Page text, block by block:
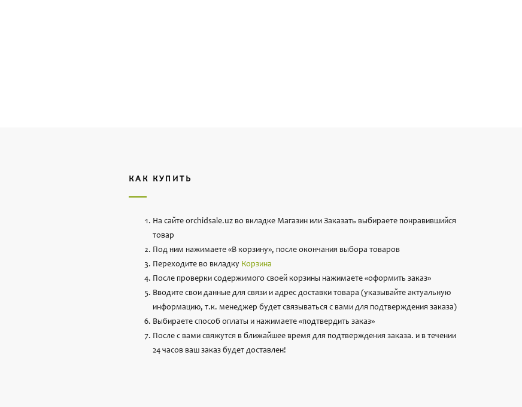
КАК КУПИТЬ
На сайте orchidsale.uz во вкладке Магазин или Заказать выбираете понравившийся
товар
Под ним нажимаете «В корзину», после окончания выбора товаров
Переходите во вкладку Корзина
После проверки содержимого своей корзины нажимаете «оформить заказ»
Вводите свои данные для связи и адрес доставки товара (указывайте актуальную
информацию, т.к. менеджер будет связываться с вами для подтверждения заказа)
Выбираете способ оплаты и нажимаете «подтвердить заказ»
После с вами свяжутся в ближайшее время для подтверждения заказа. и в течении
24 часов ваш заказ будет доставлен!